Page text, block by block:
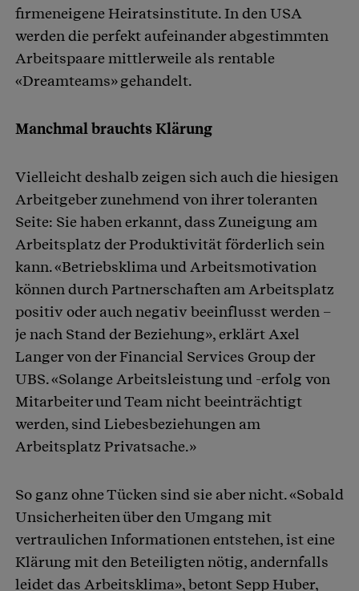
firmeneigene Heiratsinstitute. In den USA
werden die perfekt aufeinander abgestimmten
Arbeitspaare mittlerweile als rentable
«Dreamteams» gehandelt.
Manchmal brauchts Klärung
Vielleicht deshalb zeigen sich auch die hiesigen
Arbeitgeber zunehmend von ihrer toleranten
Seite: Sie haben erkannt, dass Zuneigung am
Arbeitsplatz der Produktivität förderlich sein
kann. «Betriebsklima und Arbeitsmotivation
können durch Partnerschaften am Arbeitsplatz
positiv oder auch negativ beeinflusst werden –
je nach Stand der Beziehung», erklärt Axel
Langer von der Financial Services Group der
UBS. «Solange Arbeitsleistung und -erfolg von
Mitarbeiter und Team nicht beeinträchtigt
werden, sind Liebesbeziehungen am
Arbeitsplatz Privatsache.»
So ganz ohne Tücken sind sie aber nicht. «Sobald
Unsicherheiten über den Umgang mit
vertraulichen Informationen entstehen, ist eine
Klärung mit den Beteiligten nötig, andernfalls
leidet das Arbeitsklima», betont Sepp Huber,